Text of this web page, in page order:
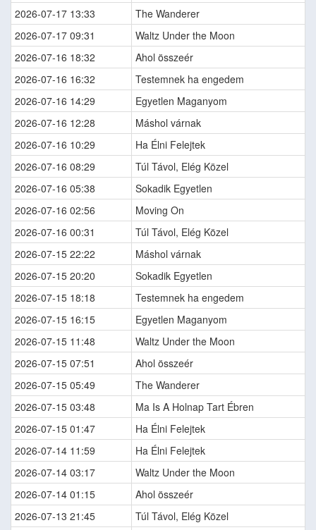
2026-07-17 13:33
The Wanderer
2026-07-17 09:31
Waltz Under the Moon
2026-07-16 18:32
Ahol összeér
2026-07-16 16:32
Testemnek ha engedem
2026-07-16 14:29
Egyetlen Maganyom
2026-07-16 12:28
Máshol várnak
2026-07-16 10:29
Ha Élni Felejtek
2026-07-16 08:29
Túl Távol, Elég Közel
2026-07-16 05:38
Sokadik Egyetlen
2026-07-16 02:56
Moving On
2026-07-16 00:31
Túl Távol, Elég Közel
2026-07-15 22:22
Máshol várnak
2026-07-15 20:20
Sokadik Egyetlen
2026-07-15 18:18
Testemnek ha engedem
2026-07-15 16:15
Egyetlen Maganyom
2026-07-15 11:48
Waltz Under the Moon
2026-07-15 07:51
Ahol összeér
2026-07-15 05:49
The Wanderer
2026-07-15 03:48
Ma Is A Holnap Tart Ébren
2026-07-15 01:47
Ha Élni Felejtek
2026-07-14 11:59
Ha Élni Felejtek
2026-07-14 03:17
Waltz Under the Moon
2026-07-14 01:15
Ahol összeér
2026-07-13 21:45
Túl Távol, Elég Közel